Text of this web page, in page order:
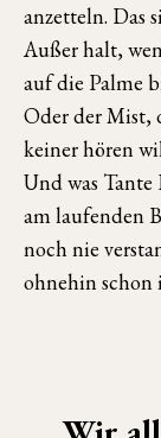
anzetteln. Das
Außer halt,
auf die Palme
Oder der Mist,
keiner hören
Und was Tante
am laufenden
noch nie
ohnehin schon